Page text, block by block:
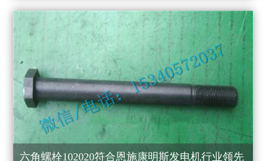
六角螺栓102020符合恩施康明斯发电机行业领先